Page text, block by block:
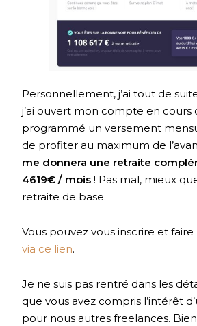
Personnellement, j’ai tout de
j’ai ouvert mon compte en cours
programmé un versement
de profiter au maximum de
me donnera une retraite
4619€ / mois ! Pas mal, mieux
retraite de base.
Vous pouvez vous inscrire et faire
via ce lien.
Je ne suis pas rentré dans les
que vous avez compris l’intérêt
pour nous autres freelances.